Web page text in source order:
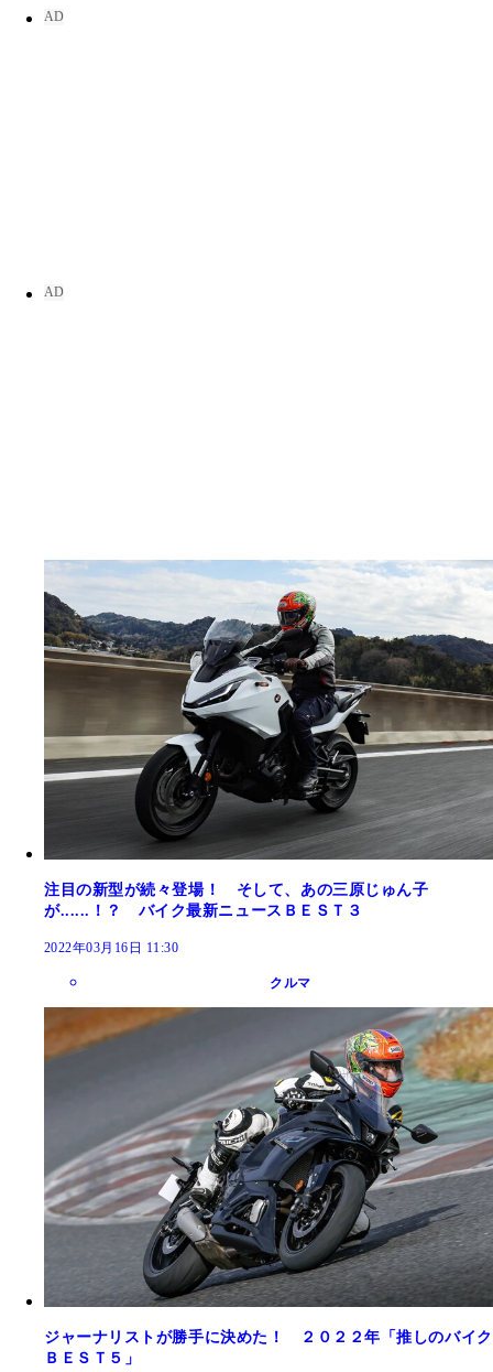
注目の新型が続々登場！ そして、あの三原じゅん子
が......！？ バイク最新ニュースＢＥＳＴ３
2022年03月16日 11:30
クルマ
ジャーナリストが勝手に決めた！ ２０２２年「推しのバイク
ＢＥＳＴ５」